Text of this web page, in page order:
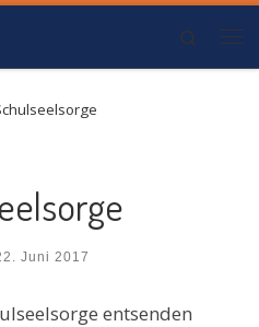
Search
Juni 2017
entsenden